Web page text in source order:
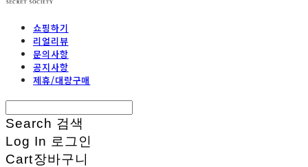
쇼핑하기
리얼리뷰
문의사항
공지사항
제휴/대량구매
Search 검색
Log In 로그인
Cart장바구니